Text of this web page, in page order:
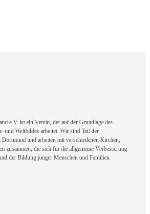
e.V. ist ein Verein, der auf der Grundlage des
und Weltbildes arbeitet. Wir sind Teil der
und arbeiten mit verschiedenen Kirchen,
zusammen, die sich für die allgemeine Verbesserung
der Bildung junger Menschen und Familien